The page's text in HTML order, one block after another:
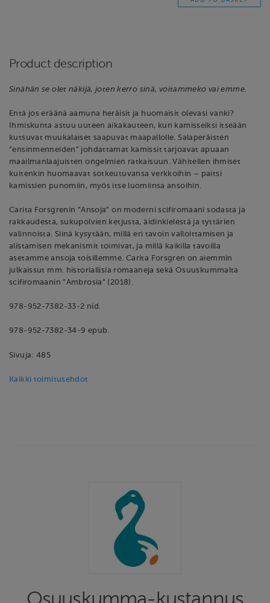
Product description
Sinähän se olet näkijä, joten kerro sinä, voitammeko vai emme.
Entä jos eräänä aamuna heräisit ja huomaisit olevasi vanki?
Ihmiskunta astuu uuteen aikakauteen, kun kamisseiksi itseään
kutsuvat muukalaiset saapuvat maapallolle. Salaperäisten
”ensinmenneiden” johdattamat kamissit tarjoavat apuaan
maailmanlaajuisten ongelmien ratkaisuun. Vähitellen ihmiset
kuitenkin huomaavat sotkeutuvansa verkkoihin – paitsi
kamissien punomiin, myös itse luomiinsa ansoihin.
Carita Forsgrenin ”Ansoja” on moderni scifiromaani sodasta ja
rakkaudesta, sukupolvien ketjusta, äidinkielestä ja tyttärien
valinnoista. Siinä kysytään, millä eri tavoin valloittamisen ja
alistamisen mekanismit toimivat, ja millä kaikilla tavoilla
asetamme ansoja toisillemme. Carita Forsgren on aiemmin
julkaissut mm. historiallisia romaaneja sekä Osuuskummalta
scifiromaanin ”Ambrosia” (2018).
978-952-7382-33-2 nid.
978-952-7382-34-9 epub.
Sivuja: 485
Kaikki toimitusehdot